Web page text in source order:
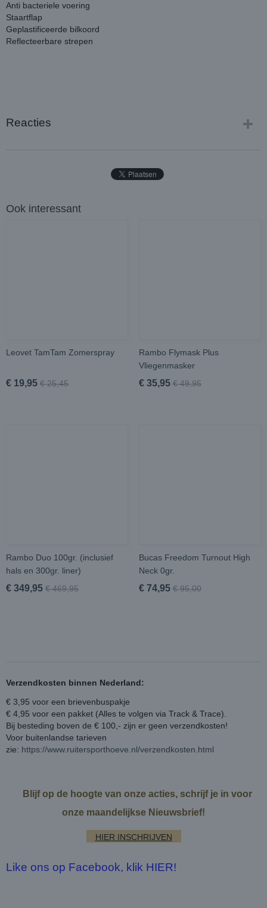
Anti bacteriele voering
Staartflap
Geplastificeerde bilkoord
Reflecteerbare strepen
Reacties
Ook interessant
Leovet TamTam Zomerspray
€ 19,95 € 25,45
Rambo Flymask Plus
Vliegenmasker
€ 35,95 € 49,95
Rambo Duo 100gr. (inclusief
hals en 300gr. liner)
€ 349,95 € 469,95
Bucas Freedom Turnout High
Neck 0gr.
€ 74,95 € 95,00
Verzendkosten binnen Nederland:
€ 3,95 voor een brievenbuspakje
€ 4,95 voor een pakket (Alles te volgen via Track & Trace).
Bij besteding boven de € 100,- zijn er geen verzendkosten!
Voor buitenlandse tarieven
zie: https://www.ruitersporthoeve.nl/verzendkosten.html
Blijf op de hoogte van onze acties, schrijf je in voor
onze maandelijkse Nieuwsbrief!
HIER INSCHRIJVEN
Like ons op Facebook, klik HIER!